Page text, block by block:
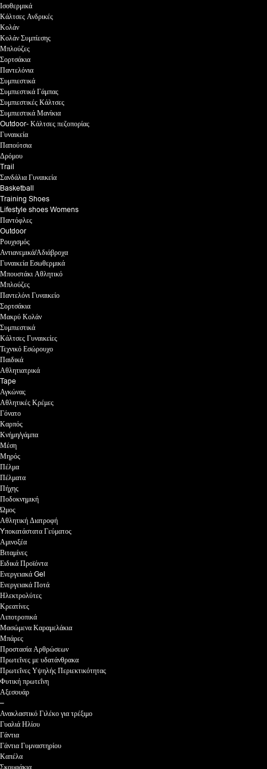
Ισοθερμικά
Κάλτσες Ανδρικές
Κολάν
Κολάν Συμπίεσης
Μπλούζες
Σορτσάκια
Παντελόνια
Συμπιεστικά
Συμπιεστικά Γάμπας
Συμπιεστικές Κάλτσες
Συμπιεστικά Μανίκια
Outdoor- Κάλτσες πεζοπορίας
Γυναικεία
Παπούτσια
Δρόμου
Trail
Σανδάλια Γυναικεία
Basketball
Training Shoes
Lifestyle shoes Womens
Παντόφλες
Outdoor
Ρουχισμός
Αντιανεμικά/Αδιάβροχα
Γυναικεία Εσωθερμικά
Μπουστάκι Αθλητικό
Μπλούζες
Παντελόνι Γυναικείο
Σορτσάκια
Μακρύ Κολάν
Συμπιεστικά
Κάλτσες Γυναικείες
Τεχνικό Εσώρουχο
Παιδικά
Αθλητιατρικά
Tape
Αγκώνας
Αθλητικές Κρέμες
Γόνατο
Καρπός
Κνήμη/γάμπα
Μέση
Μηρός
Πέλμα
Πέλματα
Πήχης
Ποδοκνημική
Ώμος
Αθλητική Διατροφή
Yποκατάστατα Γεύματος
Αμινοξέα
Βιταμίνες
Ειδικά Προϊόντα
Ενεργειακά Gel
Ενεργειακά Ποτά
Ηλεκτρολύτες
Κρεατίνες
Λιποτροπικά
Μασώμενα Καραμελάκια
Μπάρες
Προστασία Αρθρώσεων
Πρωτεΐνες με υδατάνθρακα
Πρωτεΐνες Υψηλής Περιεκτικότητας
Φυτική πρωτεΐνη
Αξεσουάρ
–
Ανακλαστικό Γιλέκο για τρέξιμο
Γυαλιά Ηλίου
Γάντια
Γάντια Γυμναστηρίου
Καπέλα